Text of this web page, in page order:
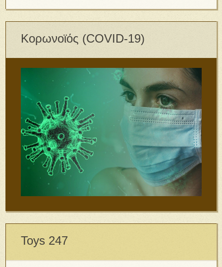
Κορωνοϊός (COVID-19)
Toys 247